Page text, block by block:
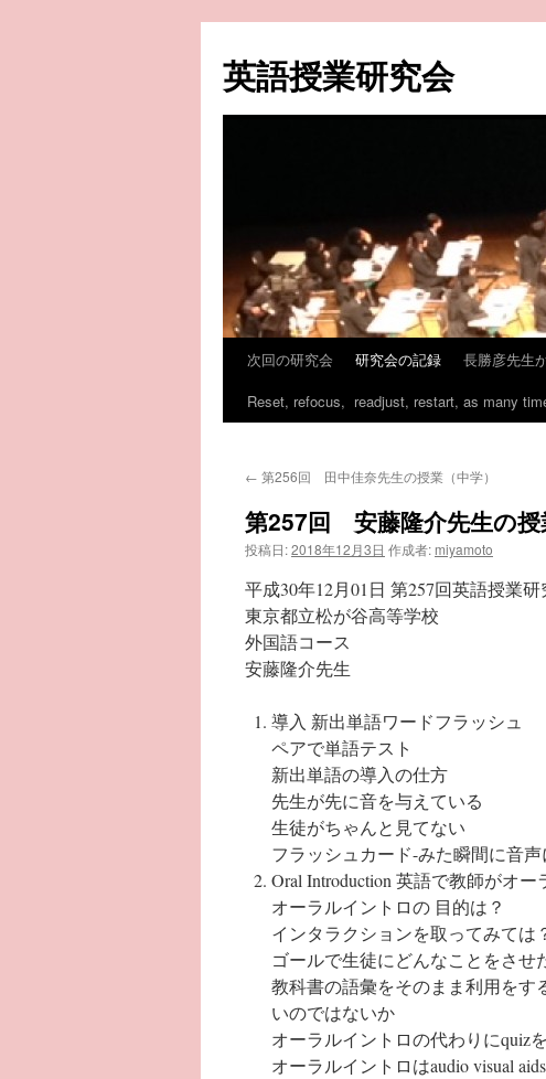
テ
ン
英語授業研究会
次回の研究会 研究会の記録 長勝彦先生
Reset, refocus, readjust, restart, as many
← 第256回 田中佳奈先生の授業（中学）
第257回 安藤隆介先生の授
投稿日:2018年12月3日 作成者: miyamoto
平成30年12月01日 第257回英語授業研
東京都立松が谷高等学校
外国語コース
安藤隆介先生
導入 新出単語ワードフラッシュ
ペアで単語テスト
新出単語の導入の仕方
先生が先に音を与えている
生徒がちゃんと見てない
フラッシュカード-みた瞬間に音
Oral Introduction 英語で教師がオ
オーラルイントロの 目的は？
インタラクションを取ってみては
ゴールで生徒にどんなことをさせ
教科書の語彙をそのまま利用をす
いのではないか
オーラルイントロの代わりにquiz
オーラルイントロはaudio visual